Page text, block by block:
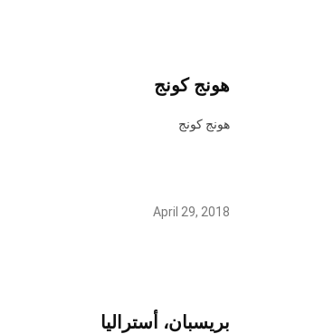
هونج كونج
هونج كونج
April 29, 2018
بريسبان، أستراليا